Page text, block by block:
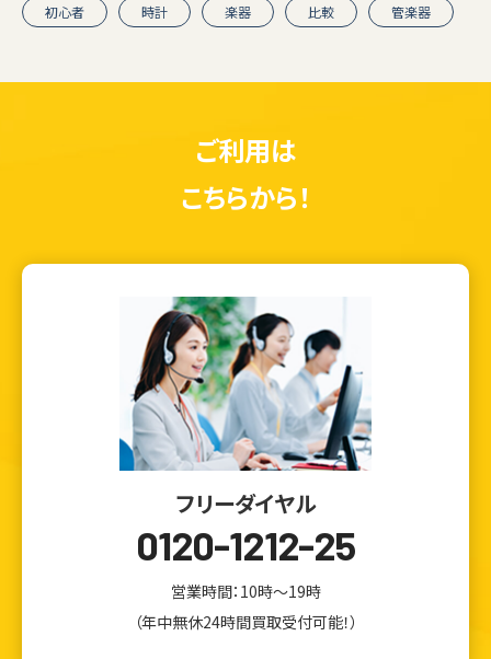
初心者 時計 楽器 比較 管楽器
ご利用は
こちらから！
フリーダイヤル
0120-1212-25
営業時間：10時～19時
（年中無休24時間買取受付可能！）